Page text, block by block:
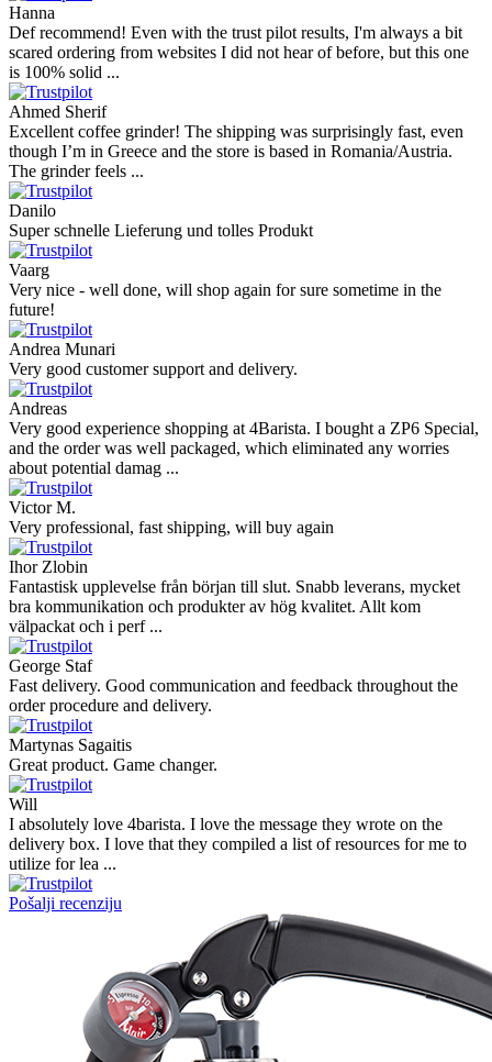
Hanna
Def recommend! Even with the trust pilot results, I'm always a bit
scared ordering from websites I did not hear of before, but this one
is 100% solid ...
Ahmed Sherif
Excellent coffee grinder! The shipping was surprisingly fast, even
though I’m in Greece and the store is based in Romania/Austria.
The grinder feels ...
Danilo
Super schnelle Lieferung und tolles Produkt
Vaarg
Very nice - well done, will shop again for sure sometime in the
future!
Andrea Munari
Very good customer support and delivery.
Andreas
Very good experience shopping at 4Barista. I bought a ZP6 Special,
and the order was well packaged, which eliminated any worries
about potential damag ...
Victor M.
Very professional, fast shipping, will buy again
Ihor Zlobin
Fantastisk upplevelse från början till slut. Snabb leverans, mycket
bra kommunikation och produkter av hög kvalitet. Allt kom
välpackat och i perf ...
George Staf
Fast delivery. Good communication and feedback throughout the
order procedure and delivery.
Martynas Sagaitis
Great product. Game changer.
Will
I absolutely love 4barista. I love the message they wrote on the
delivery box. I love that they compiled a list of resources for me to
utilize for lea ...
Pošalji recenziju